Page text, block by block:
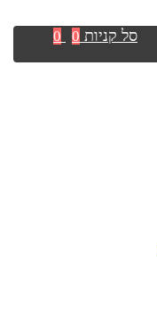
סל קניות 0
0